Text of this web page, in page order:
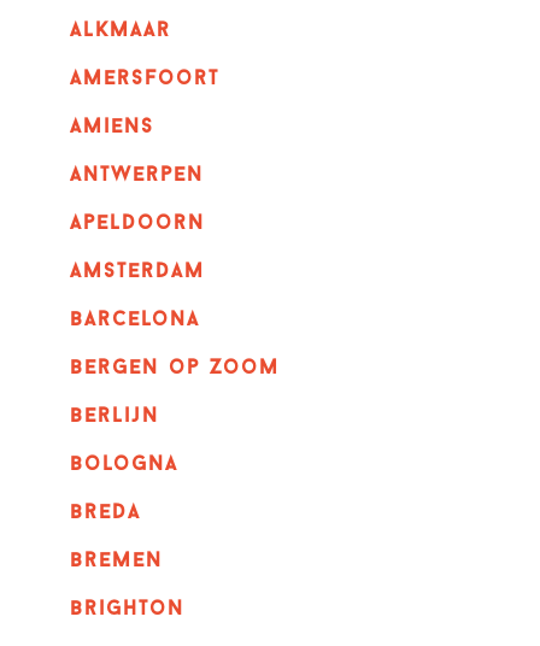
alkmaar
amersfoort
amiens
Antwerpen
apeldoorn
Amsterdam
barcelona
bergen op zoom
berlijn
bologna
breda
bremen
brighton